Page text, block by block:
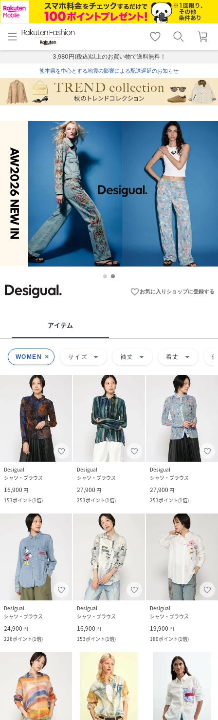
menu home
トップ
shopping_cart lock_outline
ログイン
3,980円(税込)以上のお買い物で送料無料！
熊本県を中心とする地震の影響による配送遅延のお知らせ
favorite_borderお気に入りショップに登録する
アイテム
WOMEN サイズ arrow_drop_down 袖丈 arrow_drop_down 着丈 arrow_drop_down
Desigual
シャツ・ブラウス
16,900 円
153ポイント(1倍)
Desigual
シャツ・ブラウス
27,900 円
253ポイント(1倍)
Desigual
シャツ・ブラウス
27,900 円
253ポイント(1倍)
Desigual
シャツ・ブラウス
24,900 円
226ポイント(1倍)
Desigual
シャツ・ブラウス
16,900 円
153ポイント(1倍)
Desigual
シャツ・ブラウス
19,900 円
180ポイント(1倍)